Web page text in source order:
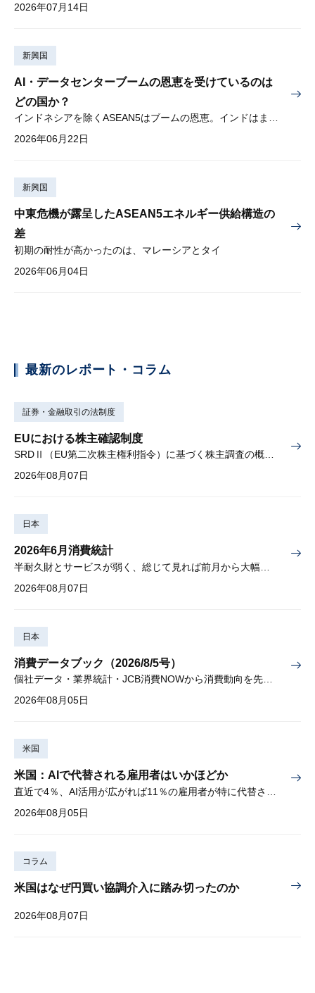
2026年07月14日
新興国
AI・データセンターブームの恩恵を受けているのは
どの国か？
インドネシアを除くASEAN5はブームの恩恵。インドはまだブームに乗り切れず
2026年06月22日
新興国
中東危機が露呈したASEAN5エネルギー供給構造の
差
初期の耐性が高かったのは、マレーシアとタイ
2026年06月04日
最新のレポート・コラム
証券・金融取引の法制度
EUにおける株主確認制度
SRDⅡ（EU第二次株主権利指令）に基づく株主調査の概要と課題
2026年08月07日
日本
2026年6月消費統計
2026年08月07日
日本
消費データブック（2026/8/5号）
個社データ・業界統計・JCB消費NOWから消費動向を先取り
2026年08月05日
米国
米国：AIで代替される雇用者はいかほどか
2026年08月05日
コラム
米国はなぜ円買い協調介入に踏み切ったのか
2026年08月07日